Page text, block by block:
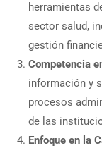
herramientas
sector salud,
gestión
Competencia
información y
procesos
de las
Enfoque en la